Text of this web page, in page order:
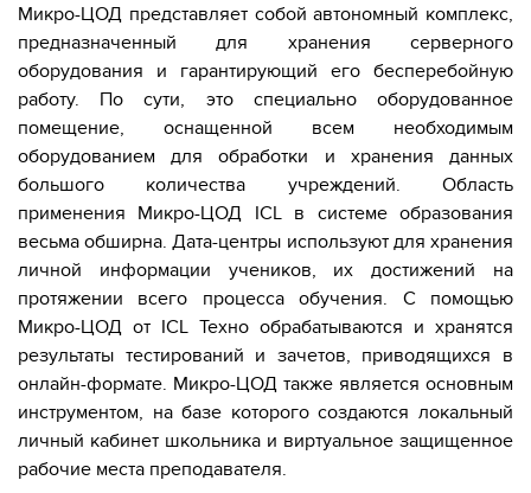
Микро-ЦОД представляет собой автономный комплекс,
предназначенный для хранения серверного
оборудования и гарантирующий его бесперебойную
работу. По сути, это специально оборудованное
помещение, оснащенной всем необходимым
оборудованием для обработки и хранения данных
большого количества учреждений. Область
применения Микро-ЦОД ICL в системе образования
весьма обширна. Дата-центры используют для хранения
личной информации учеников, их достижений на
протяжении всего процесса обучения. С помощью
Микро-ЦОД от ICL Техно обрабатываются и хранятся
результаты тестирований и зачетов, приводящихся в
онлайн-формате. Микро-ЦОД также является основным
инструментом, на базе которого создаются локальный
личный кабинет школьника и виртуальное защищенное
рабочие места преподавателя.